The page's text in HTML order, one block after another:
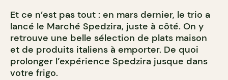
Et ce n’est pas tout : en mars dernier, le trio a
lancé le Marché Spedzira, juste à côté. On y
retrouve une belle sélection de plats maison
et de produits italiens à emporter. De quoi
prolonger l’expérience Spedzira jusque dans
votre frigo.